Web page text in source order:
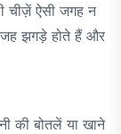
चीज़ें ऐसी जगह न
झगड़े होते हैं और
की बोतलें या खाने